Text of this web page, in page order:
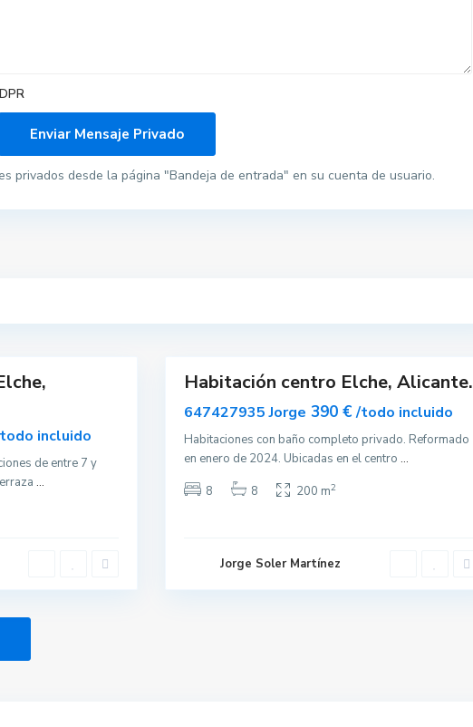
privados desde la página "Bandeja de entrada" en su cuenta de usuario.
incluido
de entre 7 y
...
Habitación centro Elche, Alicante.
647427935 Jorge 390 €/todo incluido
Habitaciones con baño completo privado. Reformado
en enero de 2024. Ubicadas en el centro ...
8
8 200 m2
Jorge Soler Martínez